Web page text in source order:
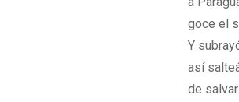
goce el
Y
así
de